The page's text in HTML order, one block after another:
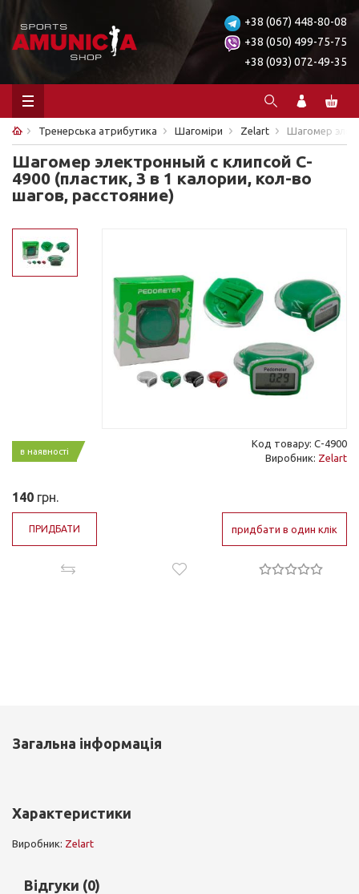
+38 (067) 448-80-08
+38 (050) 499-75-75
+38 (093) 072-49-35
Тренерська атрибутика Шагоміри Zelart Шагомер
Шагомер электронный с клипсой C-
4900 (пластик, 3 в 1 калории, кол-во
шагов, расстояние)
в наявності
Код товару: C-4900
Виробник: Zelart
140 грн.
ПРИДБАТИ придбати в один клік
Загальна інформація
Характеристики
Виробник: Zelart
Відгуки (0)